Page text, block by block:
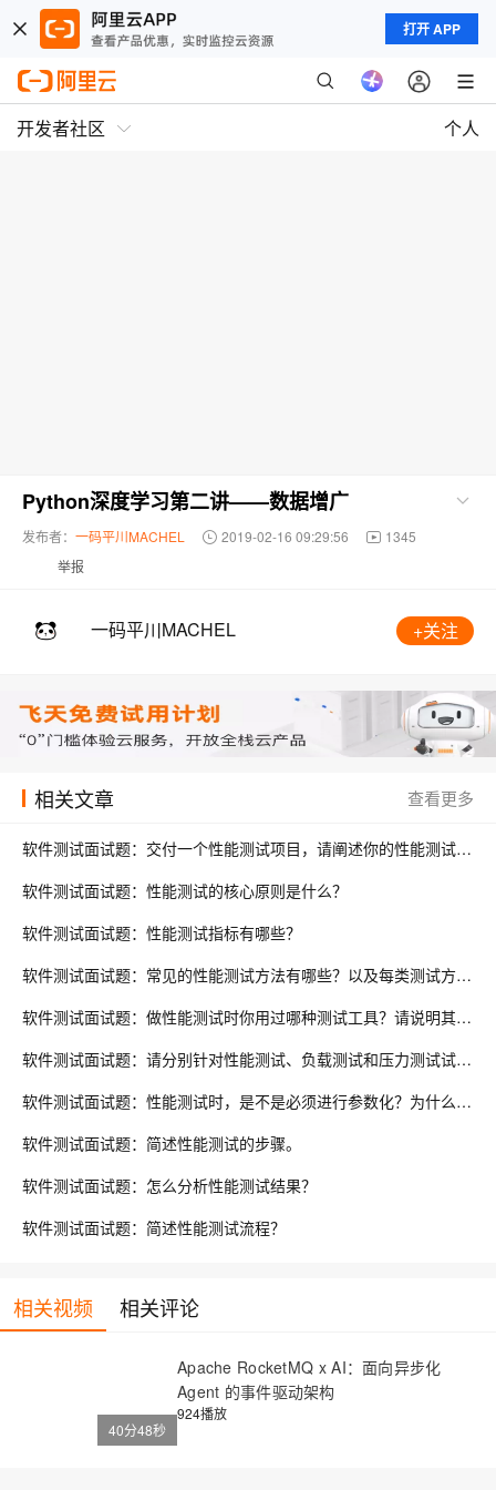
打开 APP
开发者社区 个人
Python深度学习第二讲——数据增广
发布者： 一码平川MACHEL 2019-02-16 09:29:56
1345
举报
一码平川MACHEL +关注
相关文章 查看更多
软件测试面试题：交付一个性能测试项目，请阐述你的性能测试流程?
软件测试面试题：性能测试的核心原则是什么？
软件测试面试题：性能测试指标有哪些？
软件测试面试题：常见的性能测试方法有哪些？以及每类测试方法的目的是什么？
软件测试面试题：做性能测试时你用过哪种测试工具？请说明其工作原理或举例说明工作流程。
软件测试面试题：请分别针对性能测试、负载测试和压力测试试举一个简单的例子？
软件测试面试题：性能测试时，是不是必须进行参数化？为什么要创建参数？LoadRunner中如何创建参数？
软件测试面试题：简述性能测试的步骤。
软件测试面试题：怎么分析性能测试结果？
软件测试面试题：简述性能测试流程？
相关视频 相关评论
40分48秒
Apache RocketMQ x AI：面向异步化
Agent 的事件驱动架构
924播放